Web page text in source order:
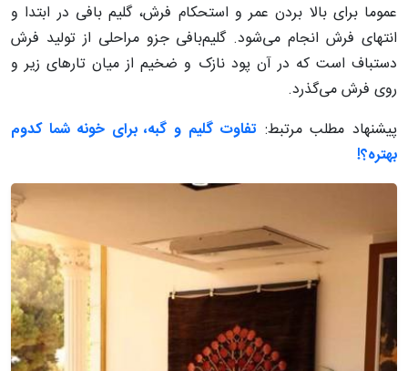
عموما برای بالا بردن عمر و استحکام فرش، گلیم بافی در ابتدا و
انتهای فرش انجام می‌شود. گلیم‌بافی جزو مراحلی از تولید فرش
دستباف است که در آن پود نازک و ضخیم از میان تارهای زیر و
روی فرش می‌گذرد.
پیشنهاد مطلب مرتبط: تفاوت گلیم و گبه، برای خونه شما کدوم
بهتره؟!